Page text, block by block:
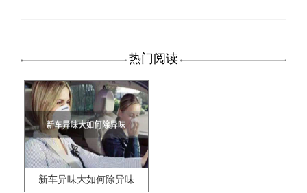
热门阅读
新车异味大如何除异味